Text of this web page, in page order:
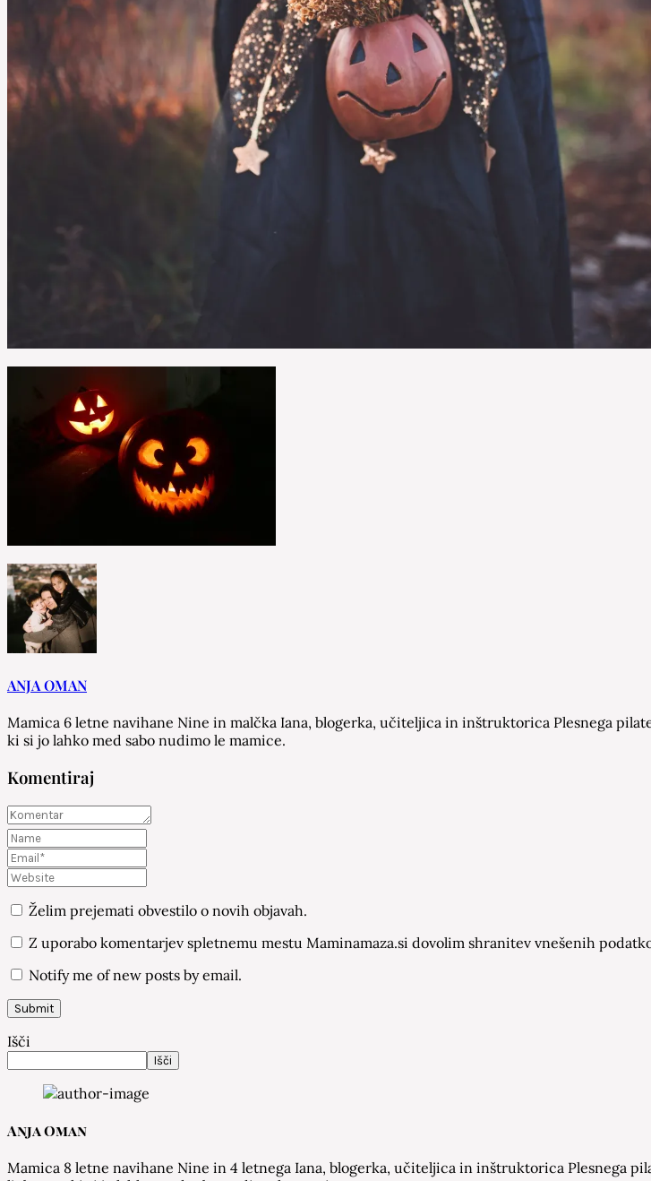
ANJA OMAN
Mamica 6 letne navihane Nine in malčka Iana, blogerka, učiteljica in inštruktorica Plesnega
ki si jo lahko med sabo nudimo le mamice.
Komentiraj
Želim prejemati obvestilo o novih objavah.
Z uporabo komentarjev spletnemu mestu Maminamaza.si dovolim shranitev vnešenih
Notify me of new posts by email.
Išči
Išči
Anja Oman
Mamica 8 letne navihane Nine in 4 letnega Iana, blogerka, učiteljica in inštruktorica Plesnega